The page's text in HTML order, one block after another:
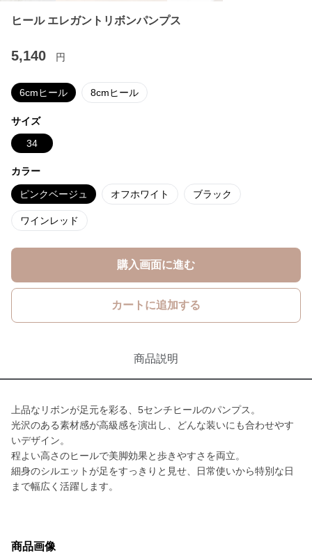
ヒール エレガントリボンパンプス
5,140 円
6cmヒール 8cmヒール
サイズ
34
カラー
ピンクベージュ オフホワイト ブラック
ワインレッド
購入画面に進む
カートに追加する
商品説明
上品なリボンが足元を彩る、5センチヒールのパンプス。
光沢のある素材感が高級感を演出し、どんな装いにも合わせやす
いデザイン。
程よい高さのヒールで美脚効果と歩きやすさを両立。
細身のシルエットが足をすっきりと見せ、日常使いから特別な日
まで幅広く活躍します。
商品画像